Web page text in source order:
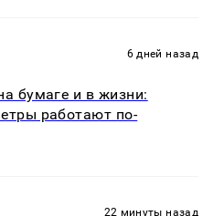
6 дней назад
бумаге и в жизни:
работают по-
22 минуты назад